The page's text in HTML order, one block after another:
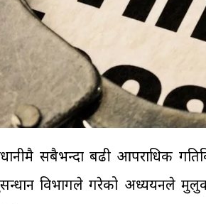
सबैभन्दा बढी आपराधिक
विभागले गरेको अध्ययनले